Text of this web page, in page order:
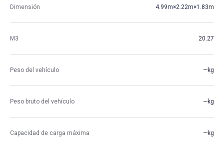
Dimensión 4.99m×2.22m×1.83m
M3 20.27
Peso del vehículo —kg
Peso bruto del vehículo —kg
Capacidad de carga máxima —kg